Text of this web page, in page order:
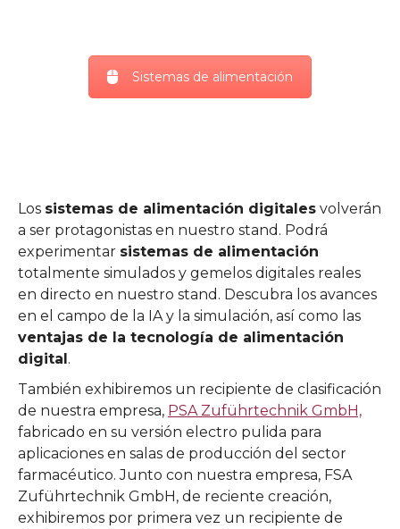
Sistemas de alimentación
Los sistemas de alimentación digitales volverán
a ser protagonistas en nuestro stand. Podrá
experimentar sistemas de alimentación
totalmente simulados y gemelos digitales reales
en directo en nuestro stand. Descubra los avances
en el campo de la IA y la simulación, así como las
ventajas de la tecnología de alimentación
digital.
También exhibiremos un recipiente de clasificación
de nuestra empresa, PSA Zuführtechnik GmbH,
fabricado en su versión electro pulida para
aplicaciones en salas de producción del sector
farmacéutico. Junto con nuestra empresa, FSA
Zuführtechnik GmbH, de reciente creación,
exhibiremos por primera vez un recipiente de